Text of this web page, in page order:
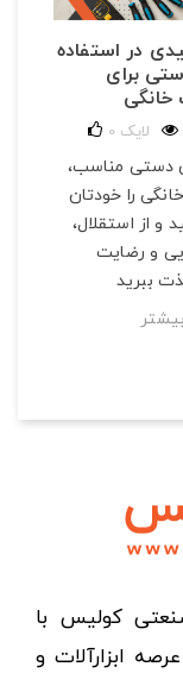
در استفاده
برای
خانگی
0 لایک
دستی مناسب،
را خودتان
و از استقلال،
و رضایت
ببرید
کولیس با
در عرصه ابزارآلات و